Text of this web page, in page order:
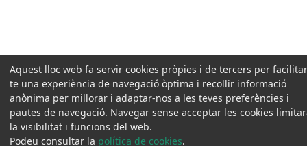
Aquest lloc web fa servir cookies pròpies i de tercers per
te una experiència de navegació òptima i recollir informació
anònima per millorar i adaptar-nos a les teves preferències i
pautes de navegació. Navegar sense acceptar les cookies
la visibilitat i funcions del web.
Podeu consultar la política de cookies.